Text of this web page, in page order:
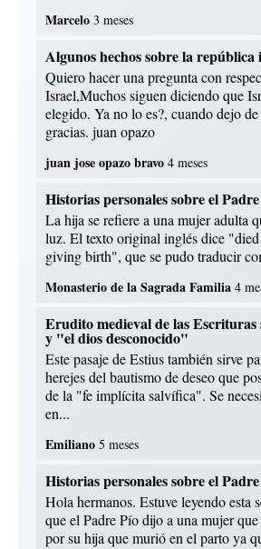
Marcelo 3 meses
Algunos hechos sobre la
Quiero hacer una pregunta con
Israel,Muchos siguen diciendo que
elegido. Ya no lo es?, cuando dejo
gracias. juan opazo
juan jose opazo bravo 4 meses
Historias personales sobre el
La hija se refiere a una mujer adulta
luz. El texto original inglés dice
giving birth", que se pudo traducir
Monasterio de la Sagrada Familia 4
Erudito medieval de las Escrituras
y "el dios desconocido"
Este pasaje de Estius también sirve
herejes del bautismo de deseo que
de la "fe implícita salvífica". Se
en...
Emiliano 5 meses
Historias personales sobre el
Hola hermanos. Estuve leyendo esta
que el Padre Pío dijo a una mujer
por su hija que murió en el parto ya